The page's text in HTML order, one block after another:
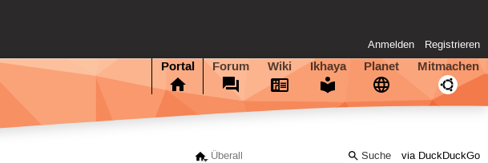
Anmelden Registrieren
Portal Forum Wiki Ikhaya Planet Mitmachen
via DuckDuckGo